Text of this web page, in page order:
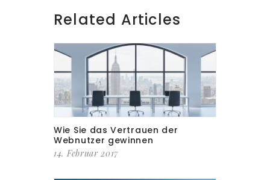
Related Articles
Wie Sie das Vertrauen der
Webnutzer gewinnen
14. Februar 2017